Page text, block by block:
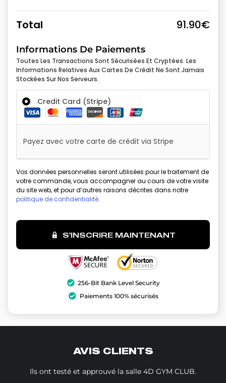
Total 91.90€
Informations De Paiements
Toutes Les Transactions Sont Sécurisées Et Cryptées. Les
Informations Relatives Aux Cartes De Crédit Ne Sont Jamais
Stockées Sur Nos Serveurs.
Credit Card (Stripe)
Payez avec votre carte de crédit via Stripe
Vos données personnelles seront utilisées pour le traitement de
votre commande, vous accompagner au cours de votre visite
du site web, et pour d’autres raisons décrites dans notre
politique de confidentialité.
S'INSCRIRE MAINTENANT
256-Bit Bank Level Security
Paiements 100% sécurisés
AVIS CLIENTS
Ils ont testé et approuvé la salle 4D GYM CLUB.